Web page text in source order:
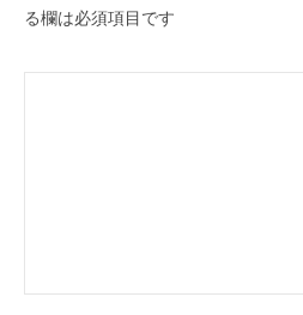
る欄は必須項目です